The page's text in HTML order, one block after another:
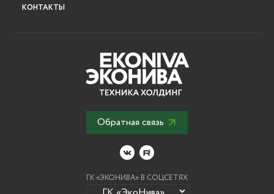
КОНТАКТЫ
Обратная связь
ГК «ЭКОНИВА» В СОЦСЕТЯХ